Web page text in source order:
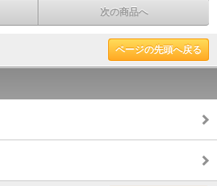
次の商品へ
ページの先頭へ戻る